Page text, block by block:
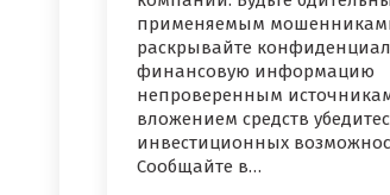
применяемым
раскрывайте
финансовую информацию
непроверенным
вложением средств
инвестиционных
Сообщайте в…